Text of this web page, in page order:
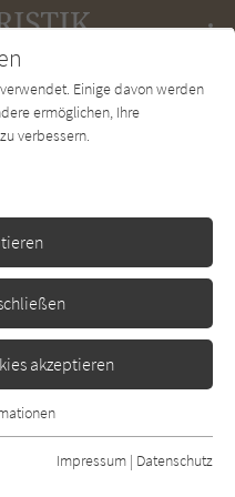
Charts Newsletter
Bibliogr. Angaben
Einige davon werden
ermöglichen, Ihre
verbessern.
akzeptieren
Funktionen der
dass die Webseite
Impressum | Datenschutz